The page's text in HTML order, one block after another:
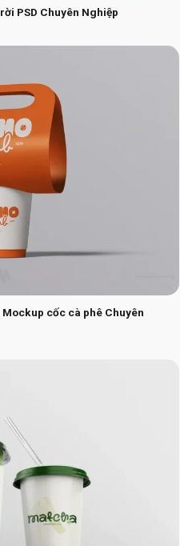
PSD Chuyên Nghiệp
Mockup cốc cà phê Chuyên